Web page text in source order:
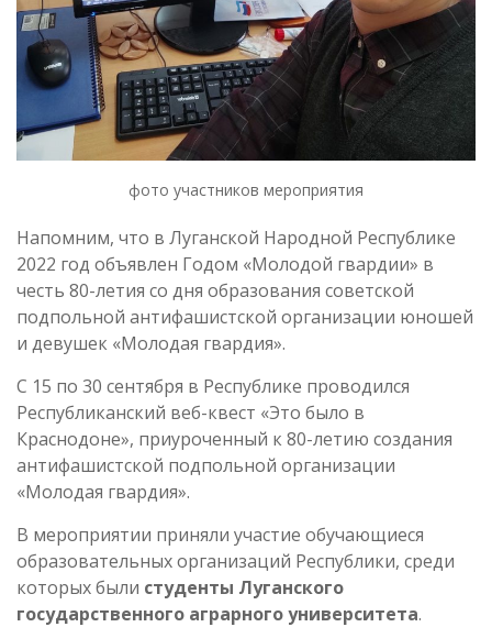
фото участников мероприятия
Напомним, что в Луганской Народной Республике
2022 год объявлен Годом «Молодой гвардии» в
честь 80-летия со дня образования советской
подпольной антифашистской организации юношей
и девушек «Молодая гвардия».
С 15 по 30 сентября в Республике проводился
Республиканский веб-квест «Это было в
Краснодоне», приуроченный к 80-летию создания
антифашистской подпольной организации
«Молодая гвардия».
В мероприятии приняли участие обучающиеся
образовательных организаций Республики, среди
которых были студенты Луганского
государственного аграрного университета.